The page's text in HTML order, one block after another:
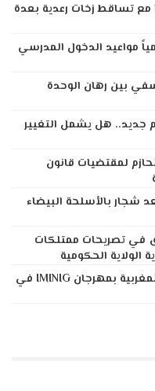
تساقط زخات رعدية بعدة
مواعيد الدخول المدرسي
بين رهان الوحدة
جديد.. هل يشمل التغيير
لمقتضيات قانون
شجار بالأسلحة البيضاء
في تصريحات ممتلكات
الولاية الحكومية
أكادير تحتفي بقرن من الهجرة المغربية بمهرجان IMINIG في